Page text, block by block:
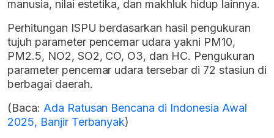
manusia, nilai estetika, dan makhluk hidup lainnya.
Perhitungan ISPU berdasarkan hasil pengukuran
tujuh parameter pencemar udara yakni PM10,
PM2.5, NO2, SO2, CO, O3, dan HC. Pengukuran
parameter pencemar udara tersebar di 72 stasiun di
berbagai daerah.
(Baca: Ada Ratusan Bencana di Indonesia Awal
2025, Banjir Terbanyak)